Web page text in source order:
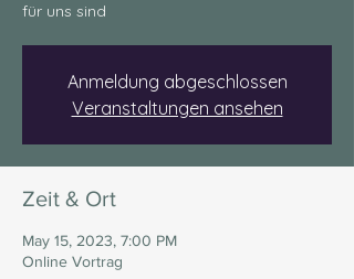
für uns sind
Anmeldung abgeschlossen
Veranstaltungen ansehen
Zeit & Ort
May 15, 2023, 7:00 PM
Online Vortrag